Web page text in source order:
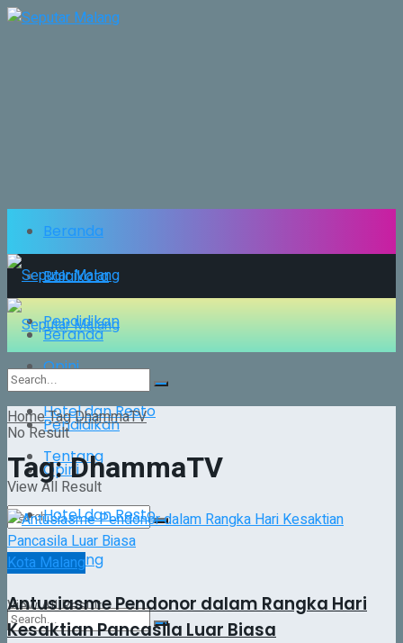
Beranda
Balaikota
Pendidikan
Opini
Hotel dan Resto
Tentang
No Result
View All Result
Beranda
Balaikota
Pendidikan
Opini
Hotel dan Resto
Tentang
No Result
View All Result
HomeTagDhammaTV
Tag:DhammaTV
Kota Malang
Antusiasme Pendonor dalam Rangka Hari
Kesaktian Pancasila Luar Biasa